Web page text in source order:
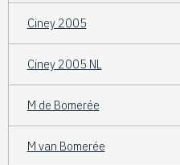
Ciney 2005
Ciney 2005 NL
M de Bomerée
M van Bomerée